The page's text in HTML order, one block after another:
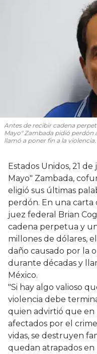
Antes de recibir cadena
Mayo" Zambada pidió perdón
llamó a poner fin a la violencia.
Estados Unidos, 21
Mayo" Zambada,
eligió sus últimas
perdón. En una carta
juez federal Brian
cadena perpetua y
millones de dólares,
daño causado por la
durante décadas y
México.
"Si hay algo valioso
violencia debe
quien advirtió que en
afectados por el
vidas, se destruyen
quedan atrapados